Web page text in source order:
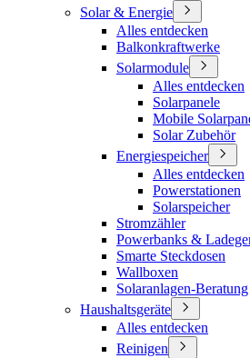
Solar & Energie
Alles entdecken
Balkonkraftwerke
Solarmodule
Alles entdecken
Solarpanele
Mobile
Solar Zubehör
Energiespeicher
Alles entdecken
Powerstationen
Solarspeicher
Stromzähler
Powerbanks &
Smarte Steckdosen
Wallboxen
Solaranlagen-Beratung
Haushaltsgeräte
Alles entdecken
Reinigen